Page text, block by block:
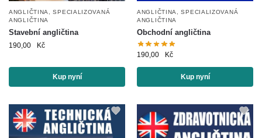
ANGLIČTINA ,SPECIALIZOVANÁ
ANGLIČTINA
Stavební angličtina
190,00 Kč
Kup nyní
ANGLIČTINA ,SPECIALIZOVANÁ
ANGLIČTINA
Obchodní angličtina
190,00 Kč
Kup nyní